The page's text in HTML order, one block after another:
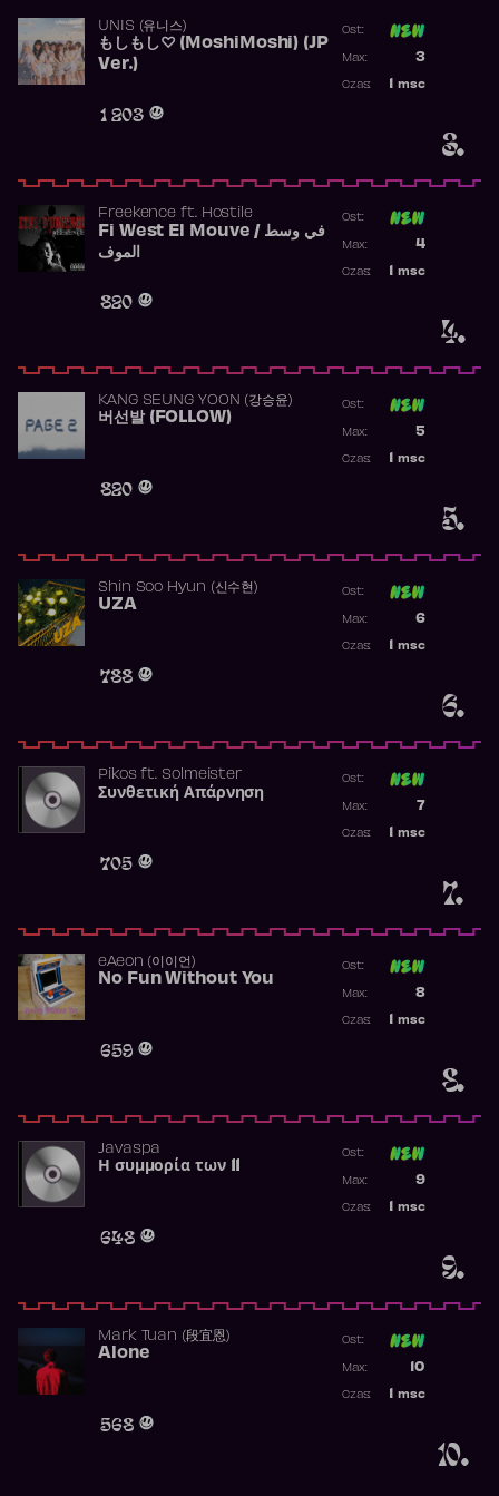
3.
UNIS (유니스)
もしもし♡ (MoshiMoshi) (JP
Ver.)
1 203
Ost:
3
Max:
msc
Czas:
4.
Freekence ft. Hostile
Fi West El Mouve / في وسط
الموف
820
Ost:
4
Max:
msc
Czas:
5.
KANG SEUNG YOON (강승윤)
버선발 (FOLLOW)
820
Ost:
5
Max:
msc
Czas:
6.
Shin Soo Hyun (신수현)
UZA
788
Ost:
6
Max:
msc
Czas:
7.
Pikosft. Solmeister
Συνθετική Απάρνηση
705
Ost:
7
Max:
msc
Czas:
8.
​eAeon (이이언)
No Fun Without You
659
Ost:
8
Max:
msc
Czas:
9.
Javaspa
Η συμμορία των 11
648
Ost:
9
Max:
msc
Czas:
10.
Mark Tuan (段宜恩)
Alone
568
Ost:
10
Max:
msc
Czas: